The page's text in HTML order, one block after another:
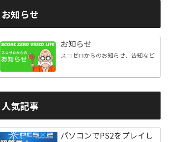
お知らせ
お知らせ
スコゼロからのお知らせ、告知など
人気記事
パソコンでPS2をプレイし